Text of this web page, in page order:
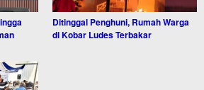
Ditinggal Penghuni, Rumah Warga
di Kobar Ludes Terbakar